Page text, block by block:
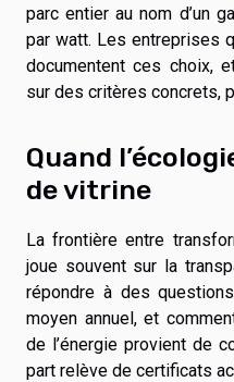
parc entier au nom d’un
par watt. Les entreprises
documentent ces choix,
sur des critères concrets,
Quand
de vitrine
La frontière entre
joue souvent sur la
répondre à des
moyen annuel, et
de l’énergie provient de
part relève de certificats